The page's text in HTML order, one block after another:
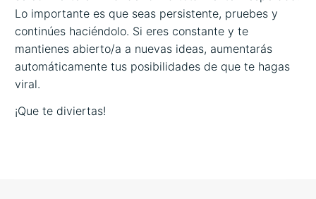
Lo importante es que seas persistente, pruebes y
continúes haciéndolo. Si eres constante y te
mantienes abierto/a a nuevas ideas, aumentarás
automáticamente tus posibilidades de que te hagas
viral.
¡Que te diviertas!